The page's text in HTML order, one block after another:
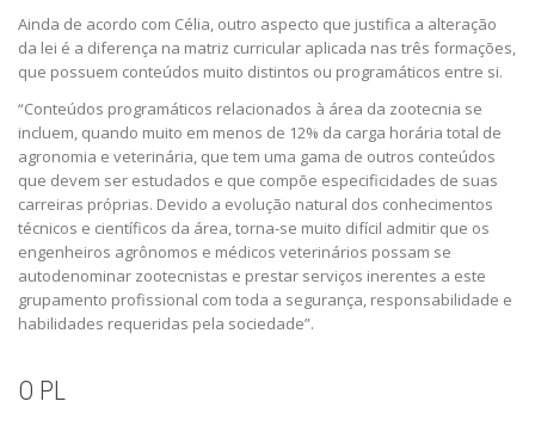
Ainda de acordo com Célia, outro aspecto que justifica a alteração
da lei é a diferença na matriz curricular aplicada nas três formações,
que possuem conteúdos muito distintos ou programáticos entre si.
“Conteúdos programáticos relacionados à área da zootecnia se
incluem, quando muito em menos de 12% da carga horária total de
agronomia e veterinária, que tem uma gama de outros conteúdos
que devem ser estudados e que compõe especificidades de suas
carreiras próprias. Devido a evolução natural dos conhecimentos
técnicos e científicos da área, torna-se muito difícil admitir que os
engenheiros agrônomos e médicos veterinários possam se
autodenominar zootecnistas e prestar serviços inerentes a este
grupamento profissional com toda a segurança, responsabilidade e
habilidades requeridas pela sociedade”.
O PL